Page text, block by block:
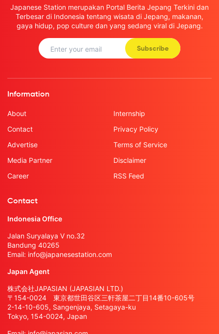
Japanese Station merupakan Portal Berita Jepang Terkini dan
Terbesar di Indonesia tentang wisata di Jepang, makanan,
gaya hidup, pop culture dan yang sedang viral di Jepang.
Subscribe
Information
About
Contact
Advertise
Media Partner
Career
Internship
Privacy Policy
Terms of Service
Disclaimer
RSS Feed
Contact
Indonesia Office
Jalan Suryalaya V no.32
Bandung 40265
Email: info@japanesestation.com
Japan Agent
株式会社JAPASIAN (JAPASIAN LTD.)
〒154-0024 東京都世田谷区三軒茶屋二丁目14番10-605号
2-14-10-605, Sangenjaya, Setagaya-ku
Tokyo, 154-0024, Japan